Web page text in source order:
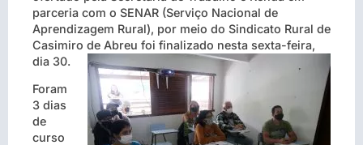
parceria com o SENAR (Serviço Nacional de
Aprendizagem Rural), por meio do Sindicato Rural de
Casimiro de Abreu foi finalizado nesta sexta-feira,
dia 30.
Foram
3 dias
de
curso